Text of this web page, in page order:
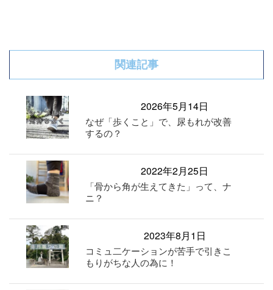
関連記事
2026年5月14日
なぜ「歩くこと」で、尿もれが改善
するの？
2022年2月25日
「骨から角が生えてきた」って、ナ
ニ？
2023年8月1日
コミュ二ケーションが苦手で引きこ
もりがちな人の為に！